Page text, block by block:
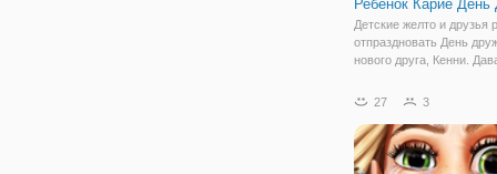
Ребенок Карие
Детские желто и друзья
отпраздновать День
нового друга, Кенни.
отпраздновать самый
ярмарку, чтобы
весело едет, идти в
27 3